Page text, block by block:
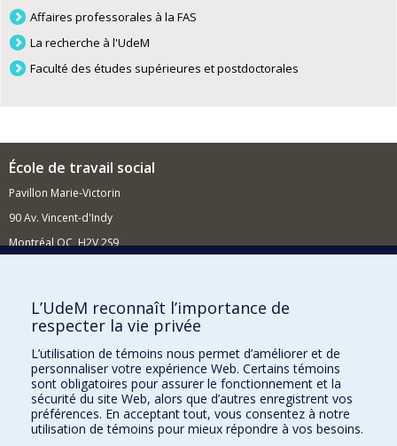
Affaires professorales à la FAS
La recherche à l'UdeM
Faculté des études supérieures et postdoctorales
École de travail social
Pavillon Marie-Victorin
90 Av. Vincent-d'Indy
Montréal QC H2V 2S9
Comment soutenir l'École?
BESOIN D'AIDE?
Plan du site
Signaler une erreur
Accessibilité
FACULTÉ DES ARTS ET DES SCIENCES
L’UdeM reconnaît l’importance de
respecter la vie privée
L’utilisation de témoins nous permet d’améliorer et de
personnaliser votre expérience Web. Certains témoins
sont obligatoires pour assurer le fonctionnement et la
sécurité du site Web, alors que d’autres enregistrent vos
préférences. En acceptant tout, vous consentez à notre
utilisation de témoins pour mieux répondre à vos besoins.